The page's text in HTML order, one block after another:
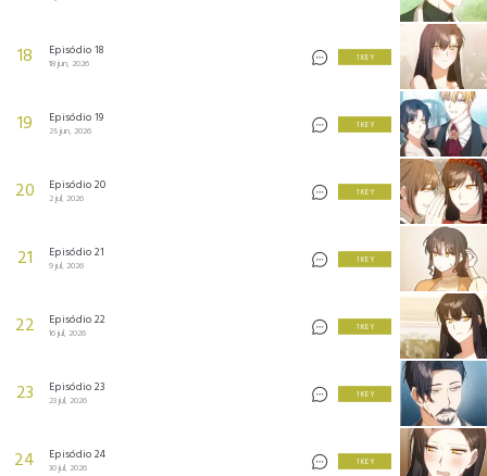
18 Episódio 18
18 jun, 2026
1 KEY
19 Episódio 19
25 jun, 2026
1 KEY
20 Episódio 20
2 jul, 2026
1 KEY
21 Episódio 21
9 jul, 2026
1 KEY
22 Episódio 22
16 jul, 2026
1 KEY
23 Episódio 23
23 jul, 2026
1 KEY
24 Episódio 24
30 jul, 2026
1 KEY